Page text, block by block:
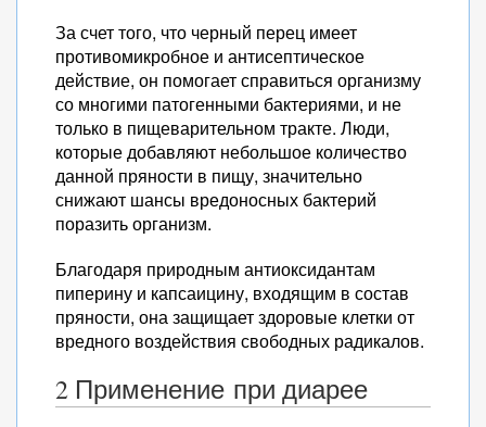
За счет того, что черный перец имеет
противомикробное и антисептическое
действие, он помогает справиться организму
со многими патогенными бактериями, и не
только в пищеварительном тракте. Люди,
которые добавляют небольшое количество
данной пряности в пищу, значительно
снижают шансы вредоносных бактерий
поразить организм.
Благодаря природным антиоксидантам
пиперину и капсаицину, входящим в состав
пряности, она защищает здоровые клетки от
вредного воздействия свободных радикалов.
2 Применение при диарее